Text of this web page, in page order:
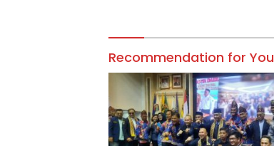
Recommendation for You